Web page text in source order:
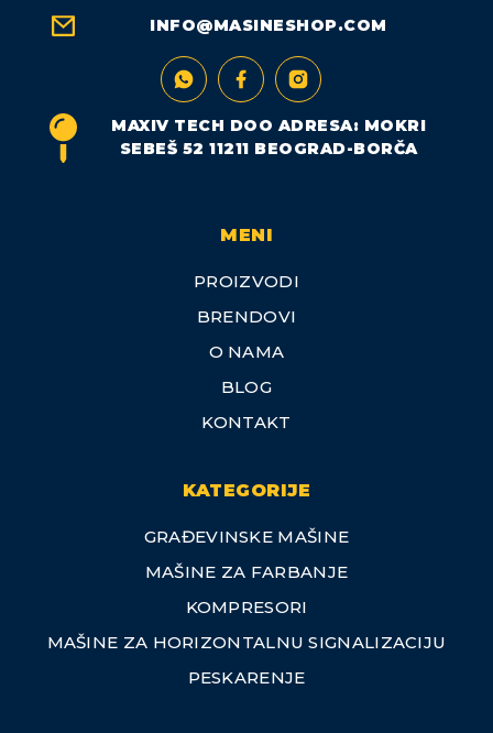
INFO@MASINESHOP.COM
MAXIV TECH DOO ADRESA: MOKRI
SEBEŠ 52 11211 BEOGRAD-BORČA
MENI
PROIZVODI
BRENDOVI
O NAMA
BLOG
KONTAKT
KATEGORIJE
GRAĐEVINSKE MAŠINE
MAŠINE ZA FARBANJE
KOMPRESORI
MAŠINE ZA HORIZONTALNU SIGNALIZACIJU
PESKARENJE